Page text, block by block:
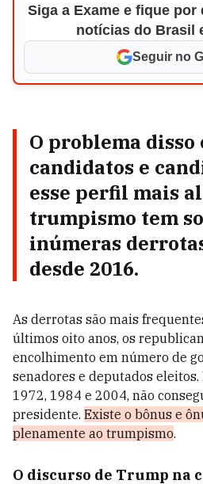
Siga a Exame e fique
notícias do Brasil
Seguir no
O problema disso
candidatos e
esse perfil mais
trumpismo tem
inúmeras
desde 2016.
As derrotas são mais
últimos oito anos, os
encolhimento em número de
senadores e deputados
1972, 1984 e 2004, não
presidente. Existe o bônus e
plenamente ao trumpismo.
O discurso de Trump na